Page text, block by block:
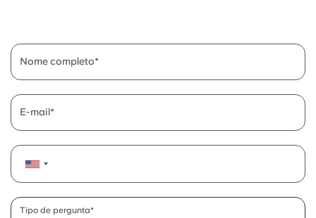
Deutsch
Italian
Iniciar sessão
Nome completo
E-mail
Tipo de pergunta*